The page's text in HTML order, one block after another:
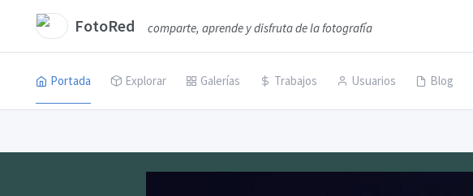
FotoRed comparte, aprende y disfruta de la fotografía
Portada Explorar Galerías Trabajos Usuarios Blog